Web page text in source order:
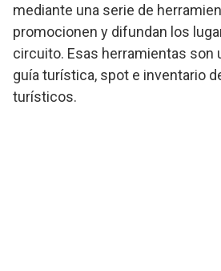
mediante una serie de
promocionen y difundan los
circuito. Esas herramientas son
guía turística, spot e inventario
turísticos.